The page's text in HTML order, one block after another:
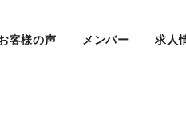
客様の声 メンバー 求人